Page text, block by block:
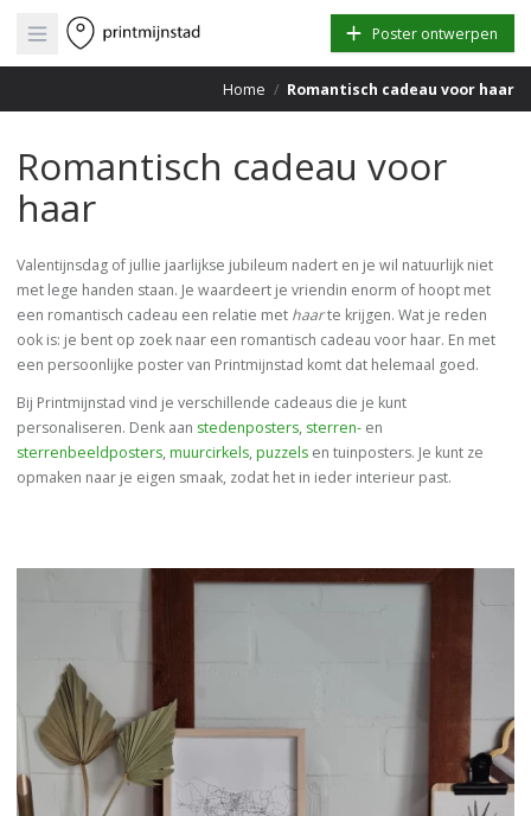
Open main menu Poster ontwerpen
Home / Romantisch cadeau voor haar
Romantisch cadeau voor
haar
Valentijnsdag of jullie jaarlijkse jubileum nadert en je wil natuurlijk niet
met lege handen staan. Je waardeert je vriendin enorm of hoopt met
een romantisch cadeau een relatie met haarte krijgen. Wat je reden
ook is: je bent op zoek naar een romantisch cadeau voor haar. En met
een persoonlijke poster van Printmijnstad komt dat helemaal goed.
Bij Printmijnstad vind je verschillende cadeaus die je kunt
personaliseren. Denk aan stedenposters, sterren- en
sterrenbeeldposters, muurcirkels, puzzels en tuinposters. Je kunt ze
opmaken naar je eigen smaak, zodat het in ieder interieur past.